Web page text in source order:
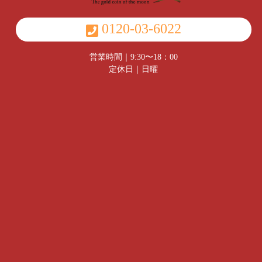
0120-03-6022
営業時間｜9:30〜18：00
定休日｜日曜